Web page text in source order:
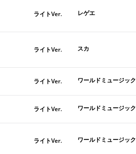
ライトVer. レゲエ
ライトVer. スカ
ライトVer. ワールドミュージック
ライトVer. ワールドミュージック
ライトVer. ワールドミュージック